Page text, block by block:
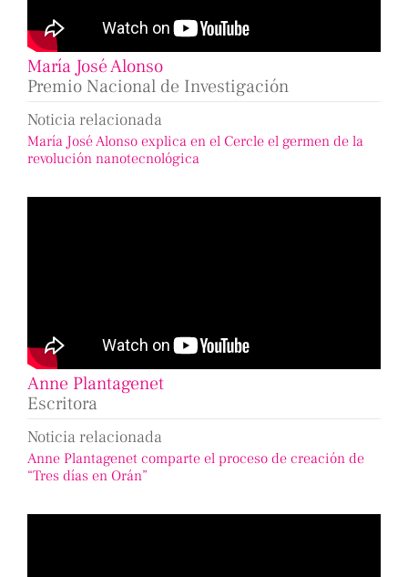
María José Alonso
Premio Nacional de Investigación
Noticia relacionada
María José Alonso explica en el Cercle el germen de la
revolución nanotecnológica
Anne Plantagenet
Escritora
Noticia relacionada
Anne Plantagenet comparte el proceso de creación de
“Tres días en Orán”